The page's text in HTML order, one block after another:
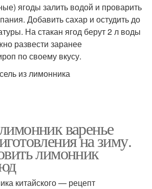
ягоды залить водой и проварить
Добавить сахар и остудить до
На стакан ягод берут 2 л воды
развести заранее
по своему вкусу.
из лимонника
варенье
на зиму.
лимонник
китайского — рецепт